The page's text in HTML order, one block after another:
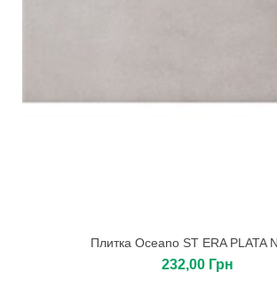
Плитка Oceano ST ERA PLATA
232,00 Грн